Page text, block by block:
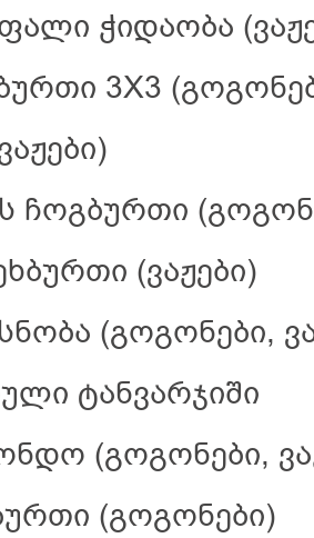
ჭიდაობა
3X3
ჩოგბურთი
(ვაჟები)
(გოგონები,
ტანვარჯიში
(გოგონები,
(გოგონები)